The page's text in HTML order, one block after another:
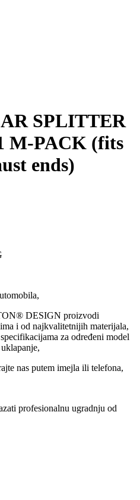
SPLITTER
M-PACK (fits
ends)
DESIGN proizvodi
i od najkvalitetnijih materijala,
za određeni model
nas putem imejla ili telefona,
profesionalnu ugradnju od